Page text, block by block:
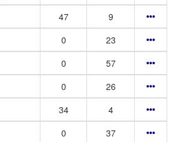
47
9
0
23
0
57
0
26
34
4
0
37